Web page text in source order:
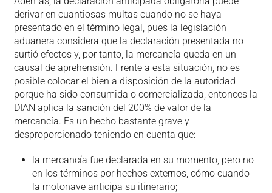
derivar en cuantiosas multas cuando no se haya
presentado en el término legal, pues la legislación
aduanera considera que la declaración presentada no
surtió efectos y, por tanto, la mercancía queda en un
causal de aprehensión. Frente a esta situación, no es
posible colocar el bien a disposición de la autoridad
porque ha sido consumida o comercializada, entonces la
DIAN aplica la sanción del 200% de valor de la
mercancía. Es un hecho bastante grave y
desproporcionado teniendo en cuenta que:
la mercancía fue declarada en su momento, pero no
en los términos por hechos externos, cómo cuando
la motonave anticipa su itinerario;